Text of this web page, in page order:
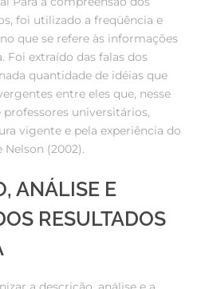
foi utilizado a freqüência e
que se refere às informações
Foi extraído das falas dos
quantidade de idéias que
entre eles que, nesse
professores universitários,
vigente e pela experiência do
Nelson (2002).
ANÁLISE E
RESULTADOS